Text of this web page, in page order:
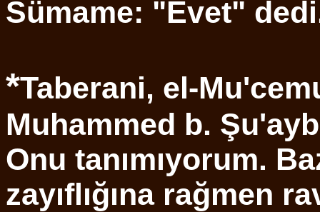
Sümame: "Evet"
*Taberani, el-
Muhammed b.
Onu tanımıyorum.
zayıflığına rağmen